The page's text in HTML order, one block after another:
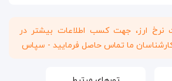
نرخ ارز، جهت کسب اطلاعات بیشتر در
ما تماس حاصل فرمایید - سپاس